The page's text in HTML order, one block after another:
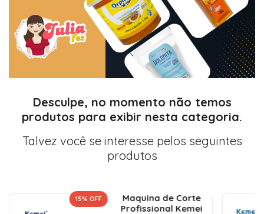
Desculpe, no momento não temos
produtos para exibir nesta categoria.
Talvez você se interesse pelos seguintes
produtos
15% OFF
Maquina de Corte
Profissional Kemei